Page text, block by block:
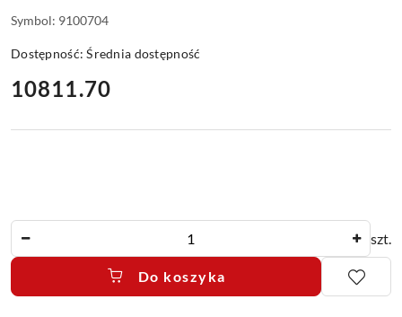
Symbol: 9100704
Dostępność:Średnia dostępność
cena:
10811.70
szt.
Do koszyka